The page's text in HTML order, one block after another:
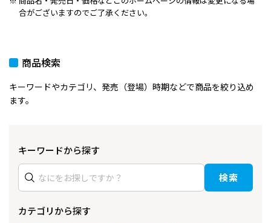
合がございますのでご了承ください。
商品検索
キーワードやカテゴリ、発売（登場）時期などで商品を絞り込め
ます。
キーワードから探す
検索
カテゴリから探す